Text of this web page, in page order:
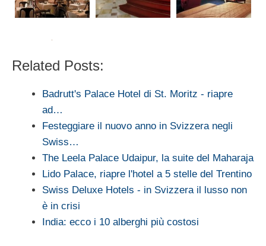
Related Posts:
Badrutt's Palace Hotel di St. Moritz - riapre
ad…
Festeggiare il nuovo anno in Svizzera negli
Swiss…
The Leela Palace Udaipur, la suite del Maharaja
Lido Palace, riapre l'hotel a 5 stelle del Trentino
Swiss Deluxe Hotels - in Svizzera il lusso non
è in crisi
India: ecco i 10 alberghi più costosi